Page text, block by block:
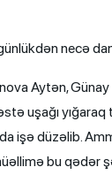
necə
Aytən,
uşağı
işə düzəlib.
bu qədər